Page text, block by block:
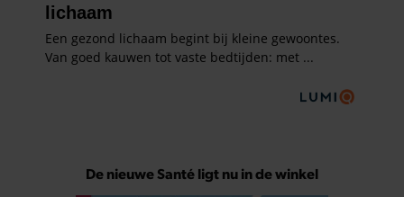
De nieuwe Santé ligt nu in de winkel